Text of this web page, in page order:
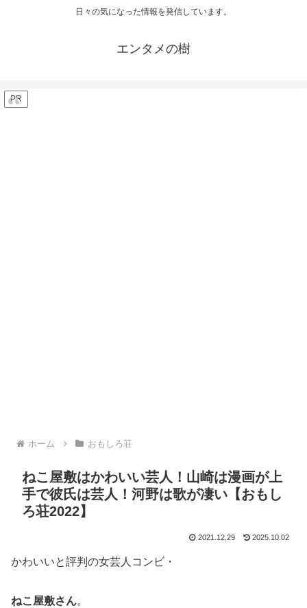
日々の気になった情報を発信しています。
エンタメの樹
PR
ホーム おもしろ荘
ねこ屋敷はかわいい芸人！山崎は漫画が上
手で彼氏は芸人！河野は歌が凄い【おもし
ろ荘2022】
2021.12.29 2025.10.02
かわいいと評判の女芸人コンビ・
ねこ屋敷さん。